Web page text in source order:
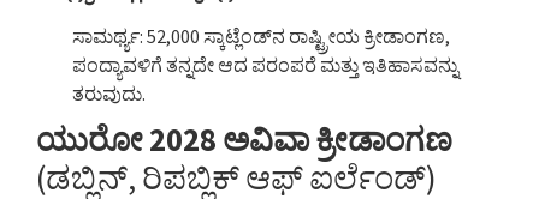
ಸಾಮರ್ಥ್ಯ: 52,000 ಸ್ಕಾಟ್ಲೆಂಡ್‌ನ ರಾಷ್ಟ್ರೀಯ ಕ್ರೀಡಾಂಗಣ,
ಪಂದ್ಯಾವಳಿಗೆ ತನ್ನದೇ ಆದ ಪರಂಪರೆ ಮತ್ತು ಇತಿಹಾಸವನ್ನು
ತರುವುದು.
ಯುರೋ 2028 ಅವಿವಾ ಕ್ರೀಡಾಂಗಣ
(ಡಬ್ಲಿನ್, ರಿಪಬ್ಲಿಕ್ ಆಫ್ ಐರ್ಲೆಂಡ್)